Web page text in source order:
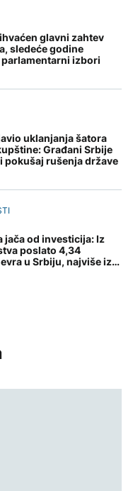
glavni zahtev
sledeće godine
izbori
uklanjanja šatora
Građani Srbije
pokušaj rušenja države
jača od investicija: Iz
poslato 4,34
u Srbiju, najviše iz